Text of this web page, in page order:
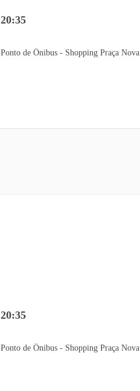
20:35
Ponto de Ônibus - Shopping Praça Nova
20:35
Ponto de Ônibus - Shopping Praça Nova